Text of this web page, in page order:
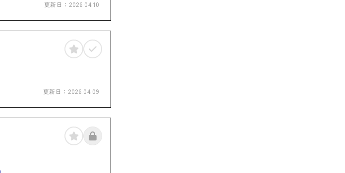
更新日： 2026.04.10
更新日： 2026.04.09